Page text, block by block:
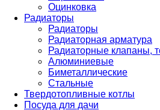
Оцинковка
Радиаторы
Радиаторы
Радиаторная арматура
Радиаторные клапаны,
Алюминиевые
Биметаллические
Стальные
Твердотопливные котлы
Посуда для дачи